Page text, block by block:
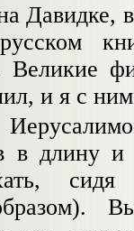
Давидке,
и я с ним
в длину и